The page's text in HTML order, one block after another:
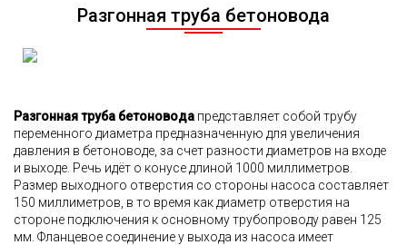
Разгонная труба бетоновода
Разгонная труба бетоновода представляет собой трубу
переменного диаметра предназначенную для увеличения
давления в бетоноводе, за счет разности диаметров на входе
и выходе. Речь идёт о конусе длиной 1000 миллиметров.
Размер выходного отверстия со стороны насоса составляет
150 миллиметров, в то время как диаметр отверстия на
стороне подключения к основному трубопроводу равен 125
мм. Фланцевое соединение у выхода из насоса имеет